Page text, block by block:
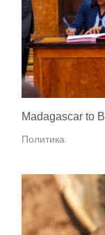
Madagascar to
Политика